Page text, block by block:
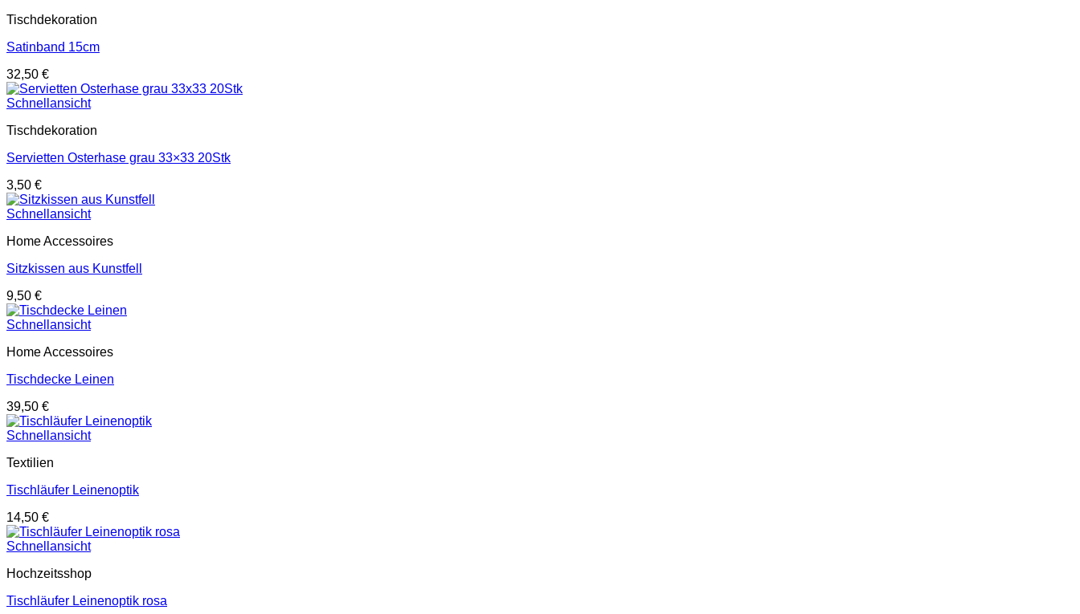
Tischdekoration
Satinband 15cm
32,50 €
Schnellansicht
Tischdekoration
Servietten Osterhase grau 33×33 20Stk
3,50 €
Schnellansicht
Home Accessoires
Sitzkissen aus Kunstfell
9,50 €
Schnellansicht
Home Accessoires
Tischdecke Leinen
39,50 €
Schnellansicht
Textilien
Tischläufer Leinenoptik
14,50 €
Schnellansicht
Hochzeitsshop
Tischläufer Leinenoptik rosa